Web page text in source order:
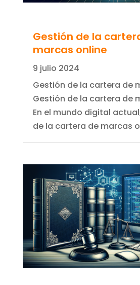
Gestión de la
marcas online
9 julio 2024
Gestión de la cartera de
Gestión de la cartera de
En el mundo digital
de la cartera de marcas